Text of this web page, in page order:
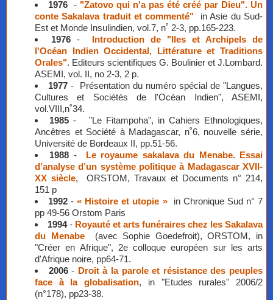
1976 - "Zatovo qui n'a pas été créé par Dieu". Un
conte Sakalava traduit et commenté" in Asie du Sud-
Est et Monde Insulindien, vol.7, n˚ 2-3, pp.165-223.
1976 - Introduction de "Iles et Archipels de
l'Océan Indien Occidental, Littérature et Traditions
Orales". Editeurs scientifiques G. Boulinier et J.Lombard.
ASEMI, vol. II, no 2-3, 2 p.
1977 - Présentation du numéro spécial de "Langues,
Cultures et Sociétés de l'Océan Indien", ASEMI,
vol.VIII,n˚34.
1985 - "Le Fitampoha", in Cahiers Ethnologiques,
Ancêtres et Société à Madagascar, n˚6, nouvelle série,
Université de Bordeaux II, pp.51-56.
1988 -
Le royaume sakalava du Menabe. Essai
d’analyse d’un système politique à Madagascar XVII-
XX siècle, ORSTOM, Travaux et Documents n° 214,
151 p
1992-« Histoire et utopie »in Chronique Sud n° 7
pp 49-56 Orstom Paris
1994- Royauté et arts funéraires chez les Sakalava
du Menabe(avec Sophie Goedefroit), ORSTOM, in
"Créer en Afrique", 2e colloque européen sur les arts
d'Afrique noire, pp64-71.
2006- Droit à la parole et résistance des peuples
face à la globalisation, in "Etudes rurales" 2006/2
(n°178), pp23-38.